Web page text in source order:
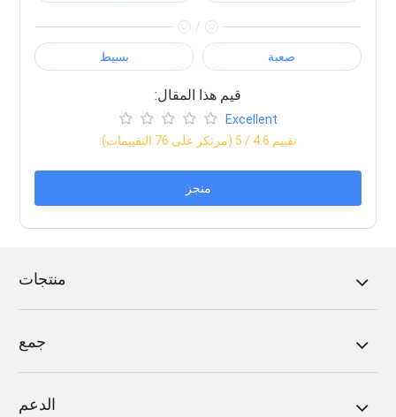
/
بسيط صعبة
:قيم هذا المقال
Excellent
:تقييم 4.6 / 5 (مرتكز على 76 التقييمات)
منجز
منتجات
جمع
الدعم